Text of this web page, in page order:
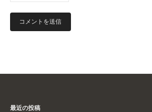
最近の投稿